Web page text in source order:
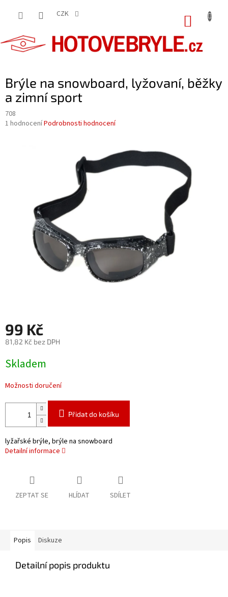
CZK
Brýle na snowboard, lyžovaní, běžky
a zimní sport
708
Průměrné
1 hodnoceníPodrobnosti hodnocení
99 Kč
81,82 Kč bez DPH
cena:
Skladem
Možnosti doručení
Přidat do košíku
lyžařské brýle, brýle na snowboard
Detailní informace
ZEPTAT SE HLÍDAT SDÍLET
Popis Diskuze
Detailní popis produktu